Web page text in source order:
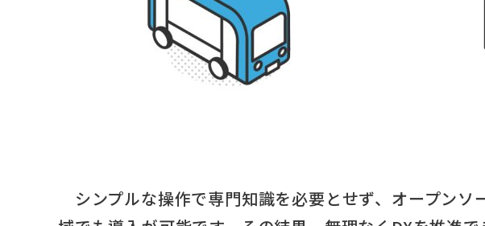
シンプルな操作で専門知識を必要とせず、オープン